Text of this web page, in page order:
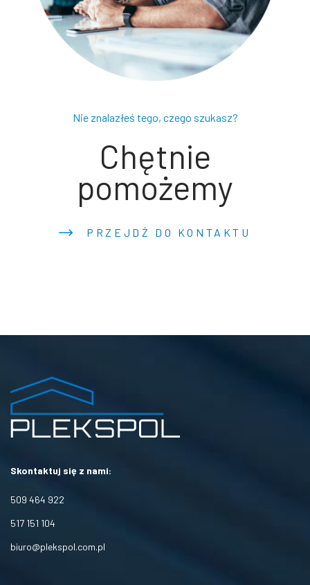
Nie znalazłeś tego, czego szukasz?
Chętnie
pomożemy
PRZEJDŹ DO KONTAKTU
Skontaktuj się z nami:
509 464 922
517 151 104
biuro@plekspol.com.pl